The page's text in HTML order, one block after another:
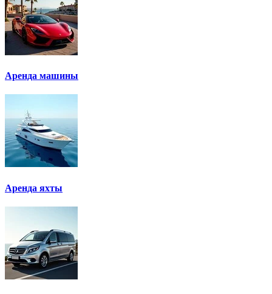
Аренда машины
Аренда яхты